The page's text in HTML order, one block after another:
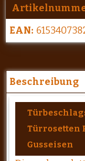
EAN:
Beschreibung
Türrosetten
Gusseisen